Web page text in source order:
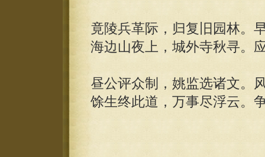
竟陵兵革际，归复旧园林。
海边山夜上，城外寺秋寻。
昼公评众制，姚监选诸文。
馀生终此道，万事尽浮云。